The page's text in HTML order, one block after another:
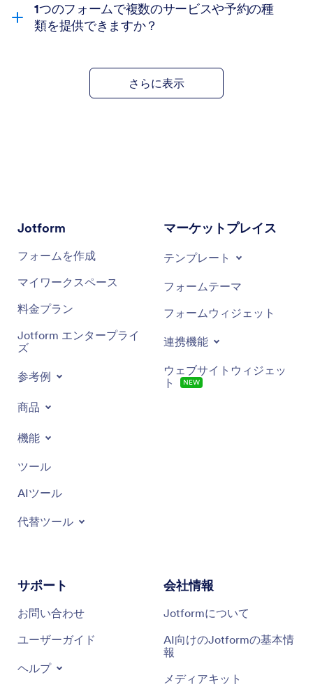
1つのフォームで複数のサービスや予約の種
類を提供できますか？
さらに表示
Jotform
フォームを作成
マイワークスペース
料金プラン
Jotform エンタープライ
ズ
参考例
商品
機能
ツール
AIツール
代替ツール
マーケットプレイス
テンプレート
フォームテーマ
フォームウィジェット
連携機能
ウェブサイトウィジェッ
ト
NEW
サポート
お問い合わせ
ユーザーガイド
ヘルプ
会社情報
Jotformについて
AI向けのJotformの基本情
報
メディアキット